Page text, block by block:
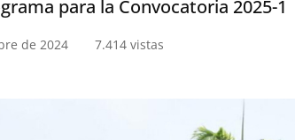
para la Convocatoria 2025-1
de 2024 7.414 vistas